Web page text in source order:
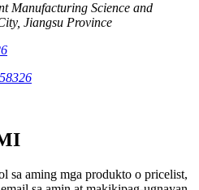
Manufacturing Science and
Jiangsu Province
sa aming mga produkto o pricelist,